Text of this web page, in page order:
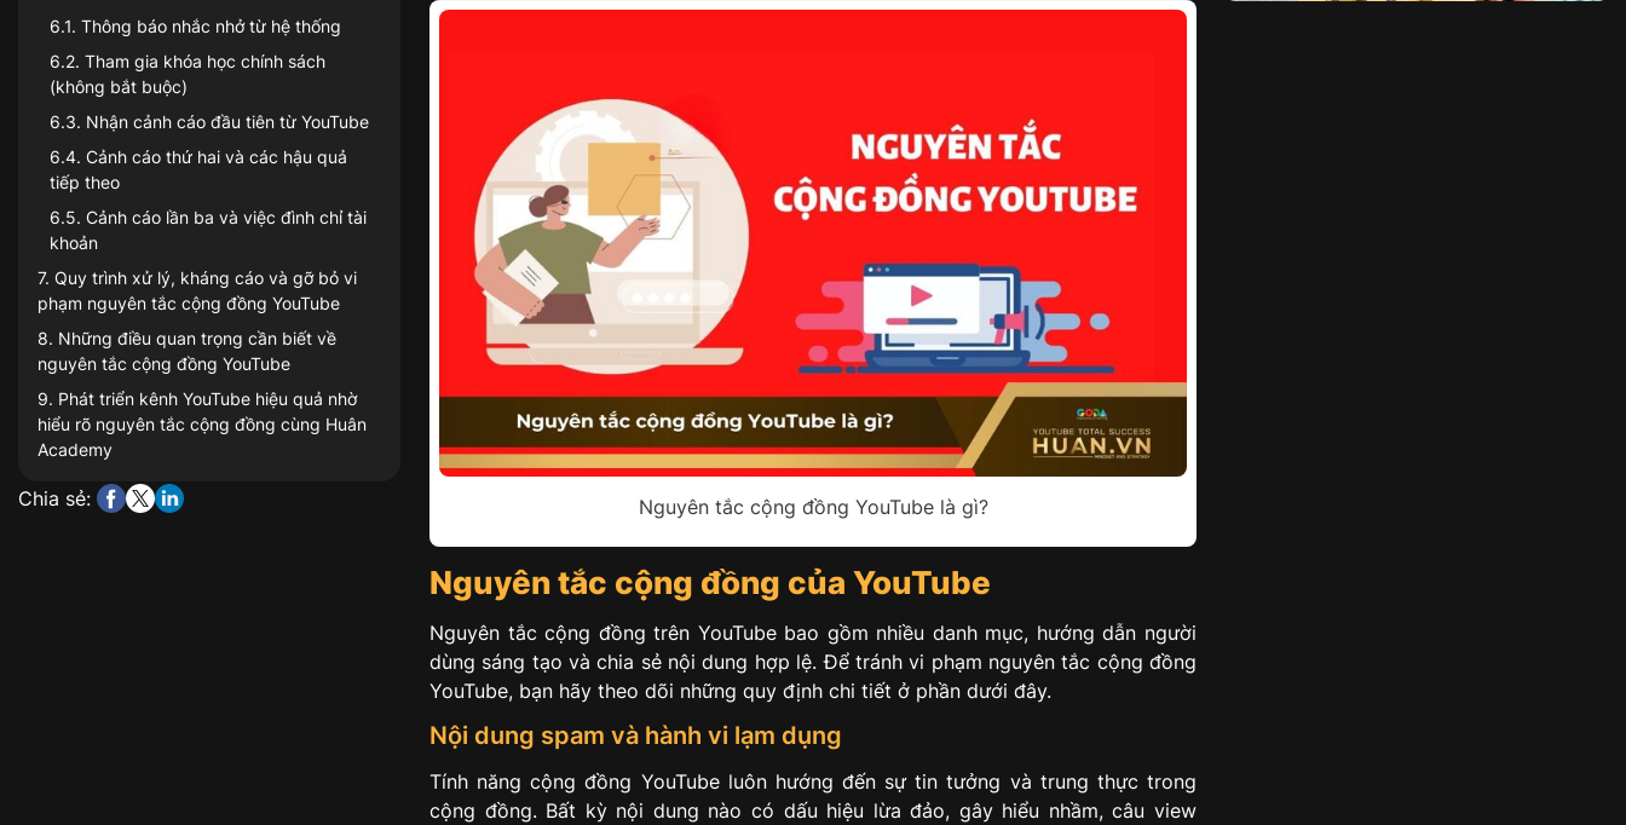
6.1. Thông báo nhắc nhở từ hệ thống
6.2. Tham gia khóa học chính sách
(không bắt buộc)
6.3. Nhận cảnh cáo đầu tiên từ YouTube
6.4. Cảnh cáo thứ hai và các hậu quả
tiếp theo
6.5. Cảnh cáo lần ba và việc đình chỉ tài
khoản
7. Quy trình xử lý, kháng cáo và gỡ bỏ vi
phạm nguyên tắc cộng đồng YouTube
8. Những điều quan trọng cần biết về
nguyên tắc cộng đồng YouTube
9. Phát triển kênh YouTube hiệu quả nhờ
hiểu rõ nguyên tắc cộng đồng cùng Huân
Academy
Chia sẻ: Nguyên tắc cộng đồng YouTube là gì?
Nguyên tắc cộng đồng của YouTube
Nguyên tắc cộng đồng trên YouTube bao gồm nhiều danh mục, hướng dẫn người
dùng sáng tạo và chia sẻ nội dung hợp lệ. Để tránh vi phạm nguyên tắc cộng đồng
YouTube, bạn hãy theo dõi những quy định chi tiết ở phần dưới đây.
Nội dung spam và hành vi lạm dụng
Tính năng cộng đồng YouTube luôn hướng đến sự tin tưởng và trung thực trong
cộng đồng. Bất kỳ nội dung nào có dấu hiệu lừa đảo, gây hiểu nhầm, câu view